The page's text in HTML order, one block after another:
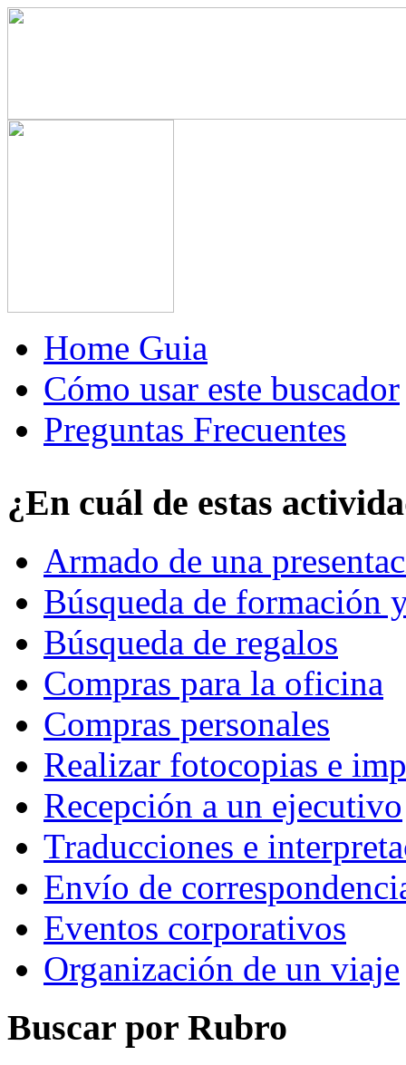
Home Guia
Cómo usar este buscador
Preguntas Frecuentes
¿En cuál de estas
Armado de una
Búsqueda de formación
Búsqueda de regalos
Compras para la oficina
Compras personales
Realizar fotocopias e
Recepción a un ejecutivo
Traducciones e
Envío de
Eventos corporativos
Organización de un viaje
Buscar por Rubro